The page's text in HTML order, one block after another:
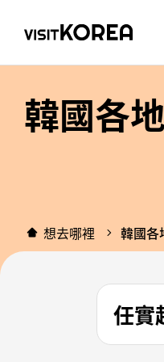
韓國各
想去哪裡 韓國各
任實